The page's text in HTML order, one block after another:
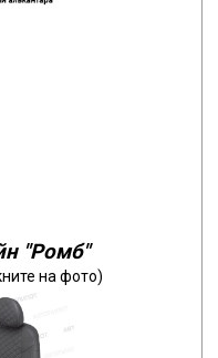
"Ромб"
на фото)